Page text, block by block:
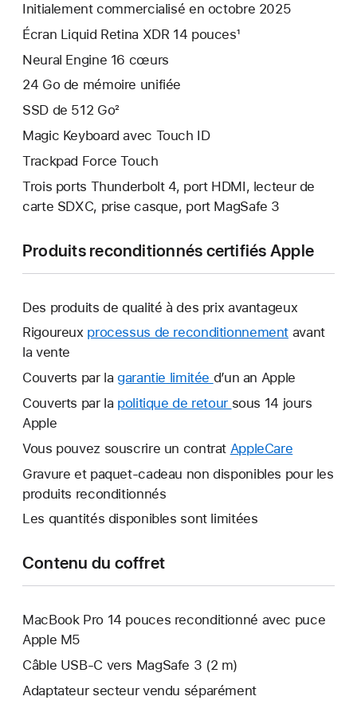
Initialement commercialisé en octobre 2025
Écran Liquid Retina XDR 14 pouces¹
Neural Engine 16 cœurs
24 Go de mémoire unifiée
SSD de 512 Go²
Magic Keyboard avec Touch ID
Trackpad Force Touch
Trois ports Thunderbolt 4, port HDMI, lecteur de
carte SDXC, prise casque, port MagSafe 3
Produits reconditionnés certifiés Apple
Des produits de qualité à des prix avantageux
Rigoureux processus de reconditionnement avant
la vente
Couverts par la garantie limitée Une
nouvelle
d’un an Apple
Couverts par la politique de retour Une
fenêtre
sous 14 jours
Apple
Vous pouvez souscrire un contrat AppleCare
nouvelle
Gravure et paquet-cadeau non disponibles pour les
produits reconditionnés
Les quantités disponibles sont limitées
Contenu du coffret
MacBook Pro 14 pouces reconditionné avec puce
Apple M5
Câble USB-C vers MagSafe 3 (2 m)
Adaptateur secteur vendu séparément